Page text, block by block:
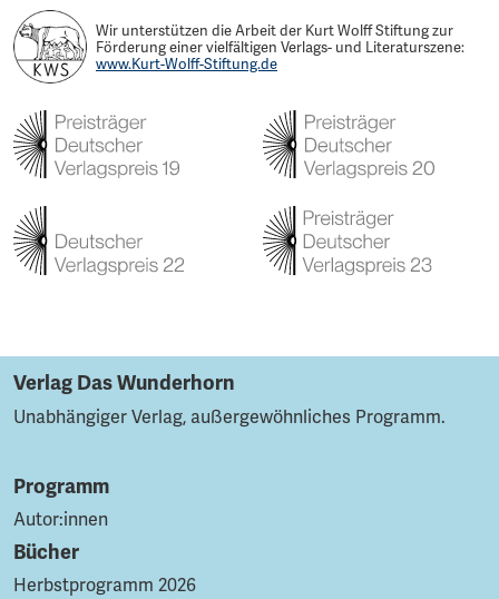
Wir unterstützen die Arbeit der Kurt Wolff Stiftung zur
Förderung einer vielfältigen Verlags- und Literaturszene:
www.Kurt-Wolff-Stiftung.de
Verlag Das Wunderhorn
Unabhängiger Verlag, außergewöhnliches Programm.
Programm
Autor:innen
Bücher
Herbstprogramm 2026